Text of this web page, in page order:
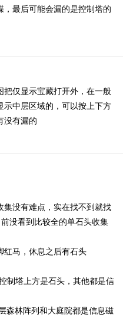
最后可能会漏的是控制塔的
仅显示宝藏打开外，在一般
中层区域的，可以按上下方
没有漏的
没有难点，实在找不到就找
没看到比较全的单石头收集
红马，休息之后有石头
制塔上方是石头，其他都是信
森林阵列和大庭院都是信息磁